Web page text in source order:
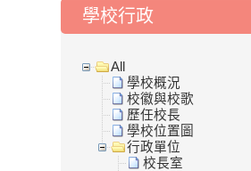
學校行政
All
學校概況
校徽與校歌
歷任校長
學校位置圖
行政單位
校長室